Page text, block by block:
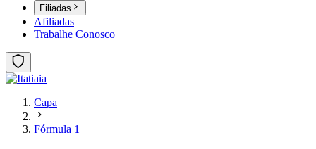
Filiadas
Afiliadas
Trabalhe Conosco
Capa
Fórmula 1